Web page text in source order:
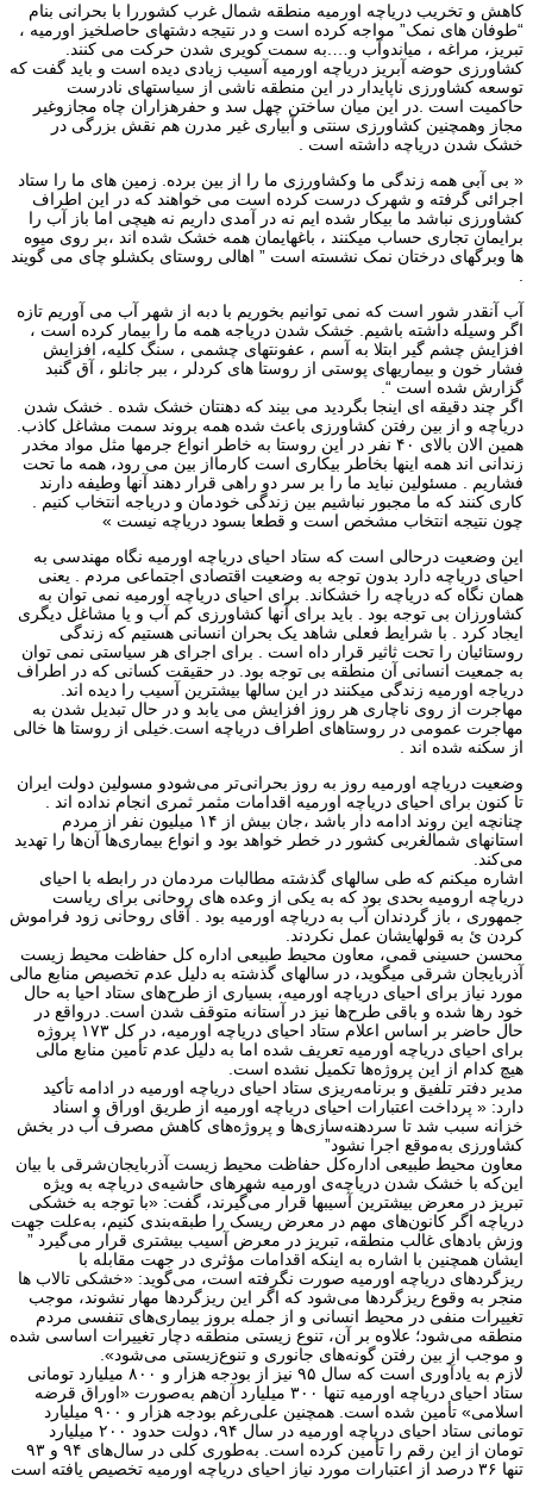
کاهش و تخریب دریاچه اورمیه منطقه شمال غرب کشوررا با بحرانی بنام
“طوفان های نمک” مواجه کرده است و در نتیجه دشتهای حاصلخیز اورمیه ،
تبریز، مراغه ، میاندوآب و….به سمت کویری شدن حرکت می کنند.
کشاورزی حوضه آبریز دریاچه اورمیه آسیب زیادی دیده است و باید گفت که
توسعه کشاورزی ناپایدار در این منطقه ناشی از سیاستهای نادرست
حاکمیت است .در این میان ساختن چهل سد و حفرهزاران چاه مجازوغیر
مجاز وهمچنین کشاورزی سنتی و آبیاری غیر مدرن هم نقش بزرگی در
خشک شدن دریاچه داشته است .
« بی آبی همه زندگی ما وکشاورزی ما را از بین برده. زمین های ما را ستاد
اجرائی گرفته و شهرک درست کرده است می خواهند که در این اطراف
کشاورزی نباشد ما بیکار شده ایم نه در آمدی داریم نه هیچی اما باز آب را
برایمان تجاری حساب میکنند ، باغهایمان همه خشک شده اند ،بر روی میوه
ها وبرگهای درختان نمک نشسته است ” اهالی روستای بکشلو چای می گویند
آب آنقدر شور است که نمی توانیم بخوریم با دبه از شهر آب می آوریم تازه
اگر وسیله داشته باشیم. خشک شدن دریاجه همه ما را بیمار کرده است ،
افزایش چشم گیر ابتلا به آسم ، عفونتهای چشمی ، سنگ کلیه، افزایش
فشار خون و بیماریهای پوستی از روستا های کردلر ، ببر جانلو ، آق گنبد
گزارش شده است “.
اگر چند دقیقه ای اینجا بگردید می بیند که دهنتان خشک شده . خشک شدن
دریاچه و از بین رفتن کشاورزی باعث شده همه بروند سمت مشاغل کاذب.
همین الان بالای ۴۰ نفر در این روستا به خاطر انواع جرمها مثل مواد مخدر
زندانی اند همه اینها بخاطر بیکاری است کارمااز بین می رود، همه ما تحت
فشاریم . مسئولین نباید ما را بر سر دو راهی قرار دهند آنها وطیفه دارند
کاری کنند که ما مجبور نباشیم بین زندگی خودمان و دریاجه انتخاب کنیم .
چون نتیجه انتخاب مشخص است و قطعا بسود دریاچه نیست »
این وضعیت درحالی است که ستاد احیای دریاچه اورمیه نگاه مهندسی به
احیای دریاچه دارد بدون توجه به وضعیت اقتصادی اجتماعی مردم . یعنی
همان نگاه که دریاچه را خشکاند. برای احیای دریاچه اورمیه نمی توان به
کشاورزان بی توجه بود . باید برای آنها کشاورزی کم آب و یا مشاغل دیگری
ایجاد کرد . با شرایط فعلی شاهد یک بحران انسانی هستیم که زندگی
روستائیان را تحت ثاثیر قرار داه است . برای اجرای هر سیاستی نمی توان
به جمعیت انسانی آن منطقه بی توجه بود. در حقیقت کسانی که در اطراف
دریاجه اورمیه زندگی میکنند در این سالها بیشترین آسیب را دیده اند.
مهاجرت از روی ناچاری هر روز افزایش می یابد و در حال تبدیل شدن به
مهاجرت عمومی در روستاهای اطراف دریاچه است.خیلی از روستا ها خالی
از سکنه شده اند .
وضعیت دریاچه اورمیه روز به روز بحرانی‌تر می‌شودو مسولین دولت ایران
تا کنون برای احیای دریاچه اورمیه اقدامات مثمر ثمری انجام نداده اند .
چنانچه این روند ادامه دار باشد ،جان بیش از ۱۴ میلیون نفر از مردم
استانهای شمالغربی کشور در خطر خواهد بود و انواع بیماری‌ها آن‌ها را تهدید
می‌کند.
اشاره میکنم که طی سالهای گذشته مطالبات مردمان در رابطه با احیای
دریاچه ارومیه بحدی بود که به یکی از وعده های روحانی برای ریاست
جمهوری ، باز گردندان آب به دریاچه اورمیه بود . آقای روحانی زود فراموش
کردن ئ به قولهایشان عمل نکردند.
محسن حسینی قمی، معاون محیط طبیعی اداره‌ کل حفاظت محیط زیست
آذربایجان شرقی میگوید، در سالهای گذشته به دلیل عدم تخصیص منابع مالی
مورد نیاز برای احیای دریاچه اورمیه، بسیاری از طرح‌های ستاد احیا به حال
خود رها شده و باقی طرح‌ها نیز در آستانه متوقف شدن است. درواقع در
حال حاضر بر اساس اعلام ستاد احیای دریاچه اورمیه، در کل ۱۷۳ پروژه
برای احیای دریاچه اورمیه تعریف شده اما به دلیل عدم تأمین منابع مالی
هیچ کدام از این پروژه‌ها تکمیل نشده است.
مدیر دفتر تلفیق و برنامه‌ریزی ستاد احیای دریاچه اورمیه در ادامه تأکید
دارد: « پرداخت اعتبارات احیای دریاچه اورمیه از طریق اوراق و اسناد
خزانه سبب شد تا سردهنه‌سازی‌ها و پروژه‌های کاهش مصرف آب در بخش
کشاورزی به‌موقع اجرا نشود”
معاون محیط طبیعی اداره‌کل حفاظت محیط زیست آذربایجان‌شرقی با بیان
این‌که با خشک شدن دریاچه‌ی اورمیه شهرهای حاشیه‌ی دریاچه به ویژه
تبریز در معرض بیشترین آسیبها قرار می‌گیرند، گفت: «با توجه به خشکی
دریاچه اگر کانون‌های مهم در معرض ریسک را طبقه‌بندی کنیم، به‌علت جهت
وزش بادهای غالب منطقه، تبریز در معرض آسیب بیشتری قرار می‌گیرد ”
ایشان همچنین با اشاره به اینکه اقدامات مؤثری در جهت مقابله با
ریزگردهای دریاچه اورمیه صورت نگرفته است، می‌گوید: «خشکی تالاب ها
منجر به وقوع ریزگردها می‌شود که اگر این ریزگردها مهار نشوند، موجب
تغییرات منفی در محیط انسانی و از جمله بروز بیماری‌های تنفسی مردم
منطقه می‌شود؛ علاوه بر آن، تنوع زیستی منطقه دچار تغییرات اساسی شده
و موجب از بین رفتن گونه‌های جانوری و تنوع‌زیستی می‌شود».
لازم به یادآوری است که سال ۹۵ نیز از بودجه هزار و ۸۰۰ میلیارد تومانی
ستاد احیای دریاچه اورمیه تنها ۳۰۰ میلیارد آن‌هم به‌صورت «اوراق قرضه
اسلامی» تأمین شده است. همچنین علی‌رغم بودجه هزار و ۹۰۰ میلیارد
تومانی ستاد احیای دریاچه اورمیه در سال ۹۴، دولت حدود ۲۰۰ میلیارد
تومان از این رقم را تأمین کرده است. به‌طوری کلی در سال‌های ۹۴ و ۹۳
تنها ۳۶ درصد از اعتبارات مورد نیاز احیای دریاچه اورمیه تخصیص یافته است